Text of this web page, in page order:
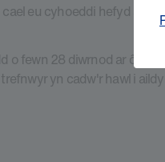
eu cyhoeddi hefyd ar
o fewn 28 diwrnod ar ôl
yn cadw'r hawl i